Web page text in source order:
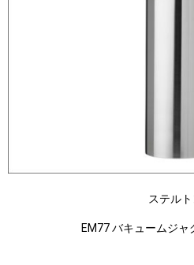
ステル
EM77 バキュームジャ